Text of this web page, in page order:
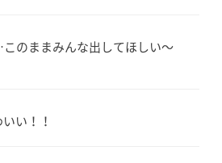
のままみんな出してほしい～
い！！